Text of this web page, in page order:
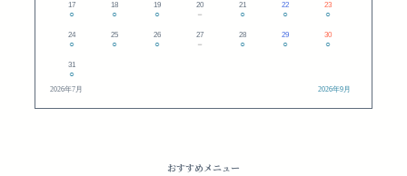
17
○
18
○
19
○
20
－
21
○
22
○
23
○
24
○
25
○
26
○
27
－
28
○
29
○
30
○
31
○
2026年7月 2026年9月
おすすめメニュー